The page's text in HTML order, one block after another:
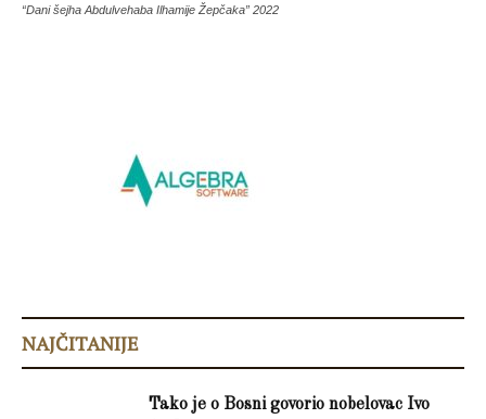
“Dani šejha Abdulvehaba Ilhamije Žepčaka” 2022
NAJČITANIJE
Tako je o Bosni govorio nobelovac Ivo